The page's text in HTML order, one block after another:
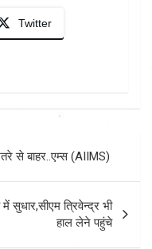
Twitter
से बाहर..एम्स (AIIMS)
सुधार,सीएम त्रिवेन्द्र भी
हाल लेने पहुंचे